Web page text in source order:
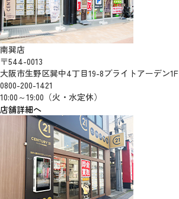
南巽店
〒544-0013
大阪市生野区巽中4丁目19-8ブライトアーデン1F
0800-200-1421
10:00～19:00（火・水定休）
店舗詳細へ